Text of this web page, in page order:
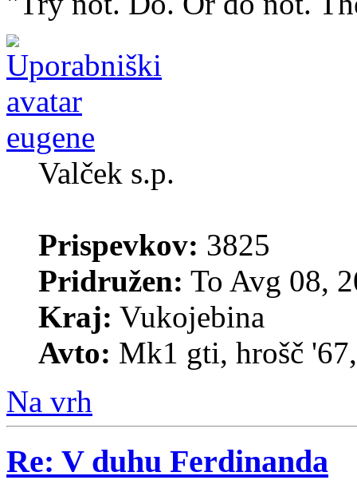
eugene
Valček s.p.
Prispevkov: 3825
Pridružen: To Avg 08,
Kraj: Vukojebina
Avto: Mk1 gti, hrošč
Na vrh
Re: V duhu Ferdinanda